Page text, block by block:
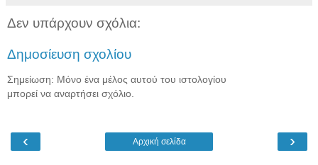
Δεν υπάρχουν σχόλια:
Δημοσίευση σχολίου
Σημείωση: Μόνο ένα μέλος αυτού του ιστολογίου
μπορεί να αναρτήσει σχόλιο.
‹ ›
Αρχική σελίδα